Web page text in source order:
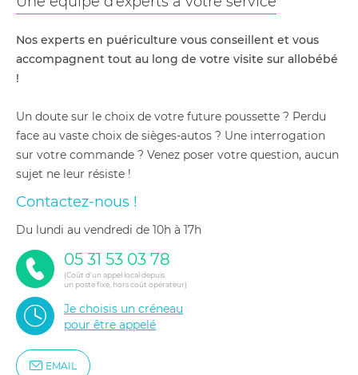
Nos experts en puériculture vous conseillent et vous
accompagnent tout au long de votre visite sur allobébé
!
Un doute sur le choix de votre future poussette ? Perdu
face au vaste choix de sièges-autos ? Une interrogation
sur votre commande ? Venez poser votre question, aucun
sujet ne leur résiste !
Contactez-nous !
du lundi au vendredi de 10h à 17h
05 31 53 03 78
(Coût d'un appel local depuis
un poste fixe, hors coût opérateur)
Je choisis un créneau
pour être appelé
EMAIL